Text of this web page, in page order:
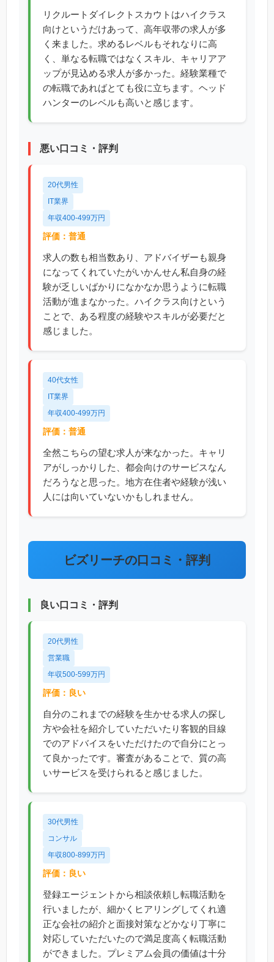
リクルートダイレクトスカウトはハイクラス
向けというだけあって、高年収帯の求人が多
く来ました。求めるレベルもそれなりに高
く、単なる転職ではなくスキル、キャリアア
ップが見込める求人が多かった。経験業種で
の転職であればとても役に立ちます。ヘッド
ハンターのレベルも高いと感じます。
悪い口コミ・評判
20代男性
IT業界
年収400-499万円
評価：普通
求人の数も相当数あり、アドバイザーも親身
になってくれていたがいかんせん私自身の経
験が乏しいばかりになかなか思うように転職
活動が進まなかった。ハイクラス向けという
ことで、ある程度の経験やスキルが必要だと
感じました。
40代女性
IT業界
年収400-499万円
評価：普通
全然こちらの望む求人が来なかった。キャリ
アがしっかりした、都会向けのサービスなん
だろうなと思った。地方在住者や経験が浅い
人には向いていないかもしれません。
ビズリーチの口コミ・評判
良い口コミ・評判
20代男性
営業職
年収500-599万円
評価：良い
自分のこれまでの経験を生かせる求人の探し
方や会社を紹介していただいたり客観的目線
でのアドバイスをいただけたので自分にとっ
て良かったです。審査があることで、質の高
いサービスを受けられると感じました。
30代男性
コンサル
年収800-899万円
評価：良い
登録エージェントから相談依頼し転職活動を
行いましたが、細かくヒアリングしてくれ適
正な会社の紹介と面接対策などかなり丁寧に
対応していただいたので満足度高く転職活動
ができました。プレミアム会員の価値は十分